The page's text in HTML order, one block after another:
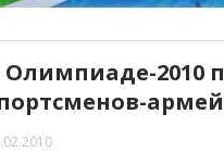
Олимпиаде-2010